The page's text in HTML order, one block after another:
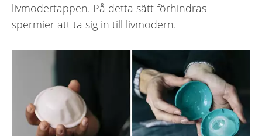
livmodertappen. På detta sätt förhindras
spermier att ta sig in till livmodern.